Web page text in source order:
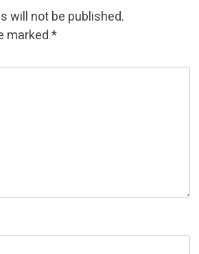
will not be published.
marked*